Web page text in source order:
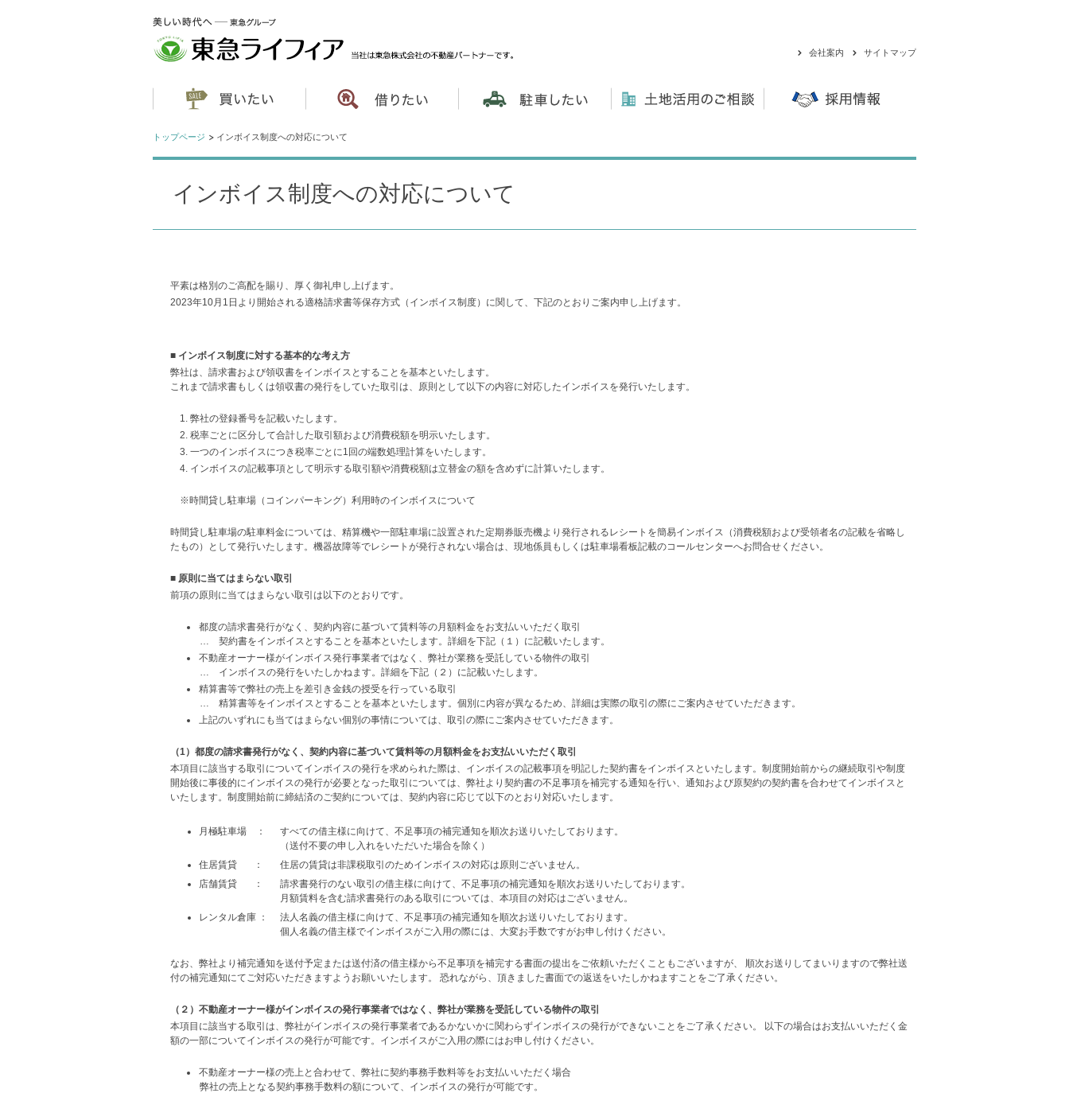
会社案内 サイトマップ
トップページ インボイス制度への対応について
インボイス制度への対応について
平素は格別のご高配を賜り、厚く御礼申し上げます。
2023年10月1日より開始される適格請求書等保存方式（インボイス制度）に関して、下記のとおりご案内申し上げます。
■ インボイス制度に対する基本的な考え方
弊社は、請求書および領収書をインボイスとすることを基本といたします。
これまで請求書もしくは領収書の発行をしていた取引は、原則として以下の内容に対応したインボイスを発行いたします。
1. 弊社の登録番号を記載いたします。
2. 税率ごとに区分して合計した取引額および消費税額を明示いたします。
3. 一つのインボイスにつき税率ごとに1回の端数処理計算をいたします。
4. インボイスの記載事項として明示する取引額や消費税額は立替金の額を含めずに計算いたします。
※時間貸し駐車場（コインパーキング）利用時のインボイスについて
時間貸し駐車場の駐車料金については、精算機や一部駐車場に設置された定期券販売機より発行されるレシートを簡易インボイス（消費税額および受領者名の記載を省略し
たもの）として発行いたします。機器故障等でレシートが発行されない場合は、現地係員もしくは駐車場看板記載のコールセンターへお問合せください。
■ 原則に当てはまらない取引
前項の原則に当てはまらない取引は以下のとおりです。
都度の請求書発行がなく、契約内容に基づいて賃料等の月額料金をお支払いいただく取引
… 契約書をインボイスとすることを基本といたします。詳細を下記（１）に記載いたします。
不動産オーナー様がインボイス発行事業者ではなく、弊社が業務を受託している物件の取引
… インボイスの発行をいたしかねます。詳細を下記（２）に記載いたします。
精算書等で弊社の売上を差引き金銭の授受を行っている取引
… 精算書等をインボイスとすることを基本といたします。個別に内容が異なるため、詳細は実際の取引の際にご案内させていただきます。
上記のいずれにも当てはまらない個別の事情については、取引の際にご案内させていただきます。
（1）都度の請求書発行がなく、契約内容に基づいて賃料等の月額料金をお支払いいただく取引
本項目に該当する取引についてインボイスの発行を求められた際は、インボイスの記載事項を明記した契約書をインボイスといたします。制度開始前からの継続取引や制度
開始後に事後的にインボイスの発行が必要となった取引については、弊社より契約書の不足事項を補完する通知を行い、通知および原契約の契約書を合わせてインボイスと
いたします。制度開始前に締結済のご契約については、契約内容に応じて以下のとおり対応いたします。
月極駐車場 ：
すべての借主様に向けて、不足事項の補完通知を順次お送りいたしております。
（送付不要の申し入れをいただいた場合を除く）
住居賃貸 ：
住居の賃貸は非課税取引のためインボイスの対応は原則ございません。
店舗賃貸 ：
請求書発行のない取引の借主様に向けて、不足事項の補完通知を順次お送りいたしております。
月額賃料を含む請求書発行のある取引については、本項目の対応はございません。
レンタル倉庫 ：
法人名義の借主様に向けて、不足事項の補完通知を順次お送りいたしております。
個人名義の借主様でインボイスがご入用の際には、大変お手数ですがお申し付けください。
なお、弊社より補完通知を送付予定または送付済の借主様から不足事項を補完する書面の提出をご依頼いただくこともございますが、 順次お送りしてまいりますので弊社送
付の補完通知にてご対応いただきますようお願いいたします。 恐れながら、頂きました書面での返送をいたしかねますことをご了承ください。
（２）不動産オーナー様がインボイスの発行事業者ではなく、弊社が業務を受託している物件の取引
本項目に該当する取引は、弊社がインボイスの発行事業者であるかないかに関わらずインボイスの発行ができないことをご了承ください。 以下の場合はお支払いいただく金
額の一部についてインボイスの発行が可能です。インボイスがご入用の際にはお申し付けください。
不動産オーナー様の売上と合わせて、弊社に契約事務手数料等をお支払いいただく場合
弊社の売上となる契約事務手数料の額について、インボイスの発行が可能です。